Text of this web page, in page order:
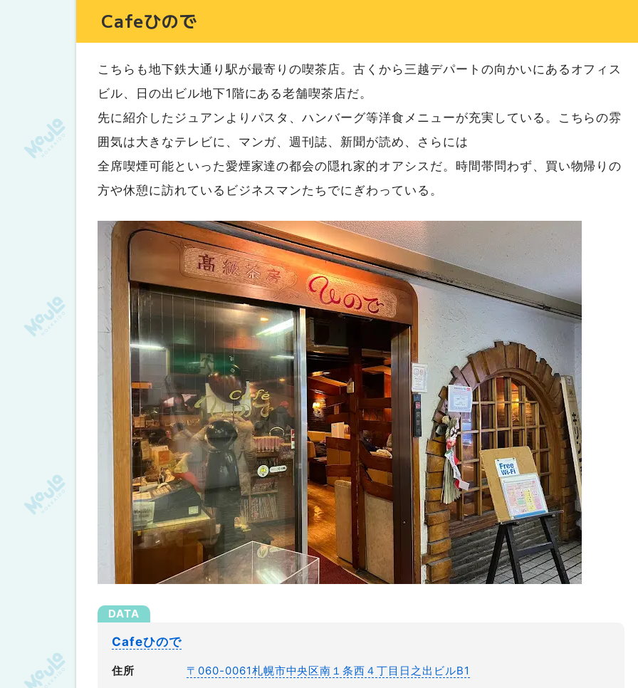
Cafeひので
こちらも地下鉄大通り駅が最寄りの喫茶店。古くから三越デパートの向かいにあるオフィス
ビル、日の出ビル地下1階にある老舗喫茶店だ。
先に紹介したジュアンよりパスタ、ハンバーグ等洋食メニューが充実している。こちらの雰
囲気は大きなテレビに、マンガ、週刊誌、新聞が読め、さらには
全席喫煙可能といった愛煙家達の都会の隠れ家的オアシスだ。時間帯問わず、買い物帰りの
方や休憩に訪れているビジネスマンたちでにぎわっている。
Cafeひので
住所
〒060-0061札幌市中央区南１条西４丁目日之出ビルB1